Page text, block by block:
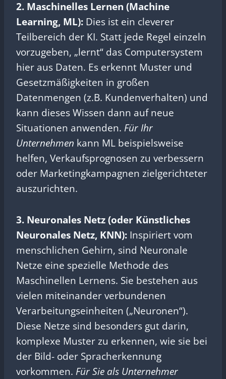
2. Maschinelles Lernen (Machine
Learning, ML): Dies ist ein cleverer
Teilbereich der KI. Statt jede Regel einzeln
vorzugeben, „lernt“ das Computersystem
hier aus Daten. Es erkennt Muster und
Gesetzmäßigkeiten in großen
Datenmengen (z.B. Kundenverhalten) und
kann dieses Wissen dann auf neue
Situationen anwenden. Für Ihr
Unternehmen kann ML beispielsweise
helfen, Verkaufsprognosen zu verbessern
oder Marketingkampagnen zielgerichteter
auszurichten.
3. Neuronales Netz (oder Künstliches
Neuronales Netz, KNN): Inspiriert vom
menschlichen Gehirn, sind Neuronale
Netze eine spezielle Methode des
Maschinellen Lernens. Sie bestehen aus
vielen miteinander verbundenen
Verarbeitungseinheiten („Neuronen“).
Diese Netze sind besonders gut darin,
komplexe Muster zu erkennen, wie sie bei
der Bild- oder Spracherkennung
vorkommen. Für Sie als Unternehmer